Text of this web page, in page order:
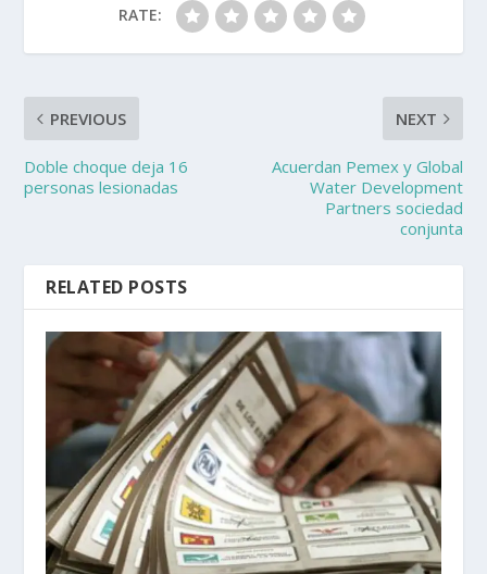
RATE:
PREVIOUS
Doble choque deja 16
personas lesionadas
NEXT
Acuerdan Pemex y Global
Water Development
Partners sociedad
conjunta
RELATED POSTS